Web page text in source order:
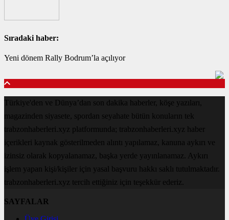
Sıradaki haber:
Yeni dönem Rally Bodrum’la açılıyor
Türkiye'den ve Dünya’dan son dakika haberler, köşe yazıları,
magazinden siyasete, spordan seyahate bütün konuların tek
trabzonhaberleri.xyz platformunda; trabzonhaberleri.xyz haber
içerikleri kaynak gösterilmeden alıntı yapılamaz, kanuna aykırı ve
izinsiz olarak kopyalanamaz, başka yerde yayınlanamaz. Aykırı
işlem yapan kişi/kişiler için yasal başvuru hakkı saklı tutulmaktadır.
trabzonhaberleri.xyz tercih ettiğiniz için teşekkür ederiz.
SAYFALAR